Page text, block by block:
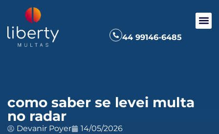
44 99146-6485
como saber se levei multa
no radar
Devanir Poyer 14/05/2026